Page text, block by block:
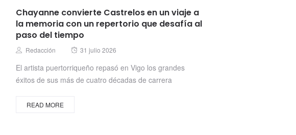
Chayanne convierte Castrelos en un viaje a
la memoria con un repertorio que desafía al
paso del tiempo
Author
Redacción
Posted
31 julio 2026
El artista puertorriqueño repasó en Vigo los grandes
éxitos de sus más de cuatro décadas de carrera
READ MORE